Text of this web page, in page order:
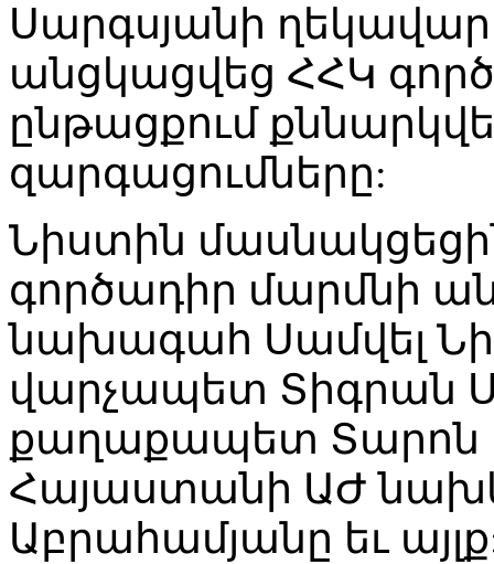
Սարգսյանի
անցկացվեց ՀՀԿ
ընթացքում
զարգացումները:
Նիստին
գործադիր մարմնի
նախագահ Սամվել
վարչապետ Տիգրան
քաղաքապետ Տարոն
Հայաստանի ԱԺ
Աբրահամյանը եւ